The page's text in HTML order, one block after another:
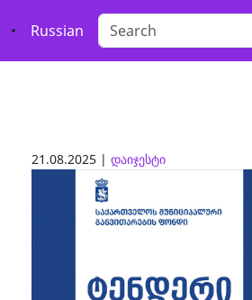
• Russian
21.08.2025 | დაიჯესტი